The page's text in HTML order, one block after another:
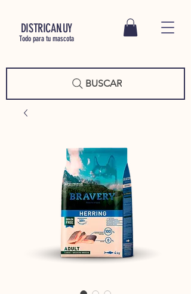
DISTRICAN.UY
Todo para tu mascota
BUSCAR